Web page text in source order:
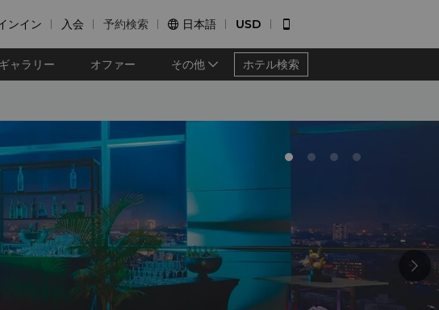
ンイン 入会 予約検索  日本語 USD 
ギャラリー オファー その他 ホテル検索